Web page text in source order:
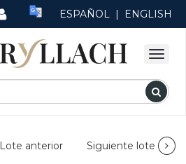
ESPAÑOL | ENGLISH
Lote anterior Siguiente lote